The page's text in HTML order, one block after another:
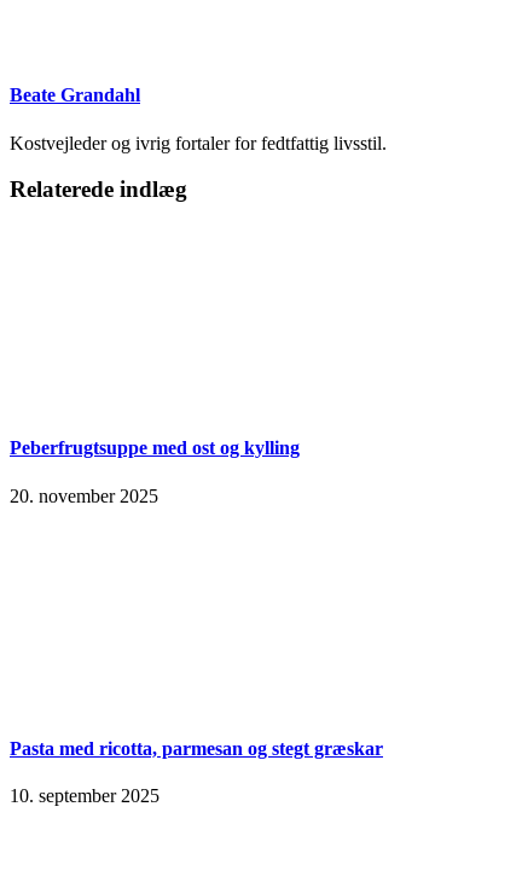
Beate Grandahl
Kostvejleder og ivrig fortaler for fedtfattig livsstil.
Relaterede indlæg
Peberfrugtsuppe med ost og kylling
20. november 2025
Pasta med ricotta, parmesan og stegt græskar
10. september 2025